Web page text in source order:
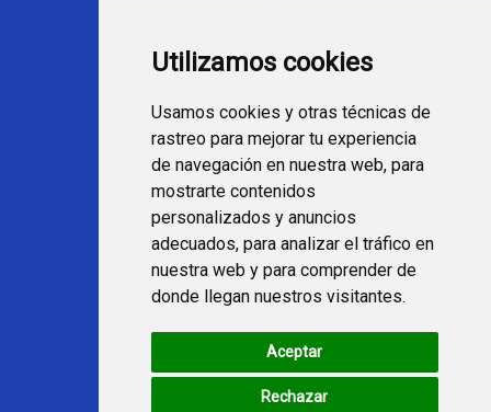
Utilizamos cookies
Usamos cookies y otras técnicas de
rastreo para mejorar tu experiencia
de navegación en nuestra web, para
mostrarte contenidos
personalizados y anuncios
adecuados, para analizar el tráfico en
nuestra web y para comprender de
donde llegan nuestros visitantes.
Aceptar
Rechazar
Ver TV Online
Fútbol en la tele
Programación en TV
Webs Programa TV
programatv.es
spaintechblog.com
Redes Sociales